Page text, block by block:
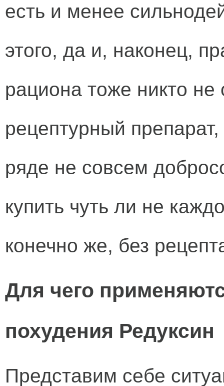
есть и менее
этого, да и, наконец,
рациона тоже никто
рецептурный
ряде не совсем
купить чуть ли не
конечно же, без
Для чего
похудения Редуксин
Представим себе